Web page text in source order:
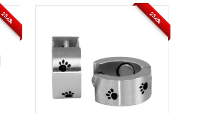
25.6% 25.6%